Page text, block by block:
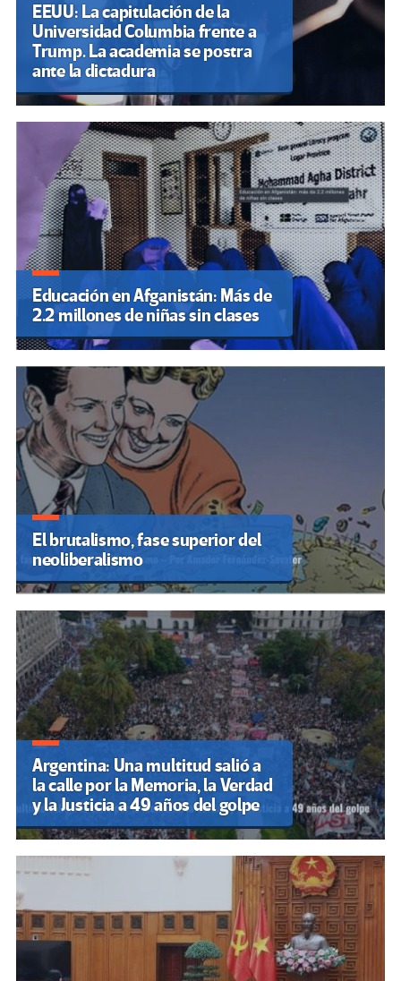
EEUU: La capitulación de la
Universidad Columbia frente a
Trump. La academia se postra
ante la dictadura
Educación en Afganistán: Más de
2.2 millones de niñas sin clases
El brutalismo, fase superior del
neoliberalismo
Argentina: Una multitud salió a
la calle por la Memoria, la Verdad
y la Justicia a 49 años del golpe